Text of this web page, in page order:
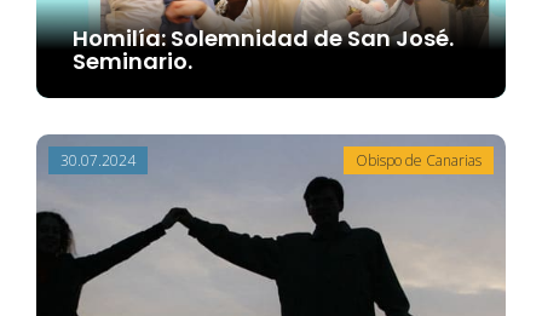
Homilía: Solemnidad de San José.
Seminario.
30.07.2024 Obispo de Canarias